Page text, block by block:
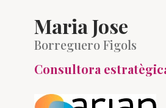
Maria Jose
Borreguero Figols
Consultora